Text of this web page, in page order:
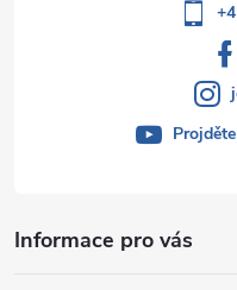
Informace pro vás